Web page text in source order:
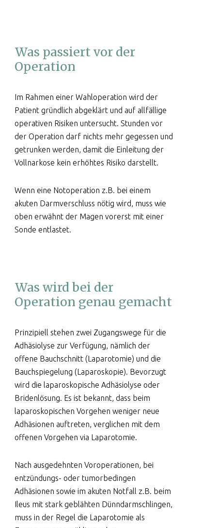
Was passiert vor der
Operation
Im Rahmen einer Wahloperation wird der
Patient gründlich abgeklärt und auf allfällige
operativen Risiken untersucht. Stunden vor
der Operation darf nichts mehr gegessen und
getrunken werden, damit die Einleitung der
Vollnarkose kein erhöhtes Risiko darstellt.
Wenn eine Notoperation z.B. bei einem
akuten Darmverschluss nötig wird, muss wie
oben erwähnt der Magen vorerst mit einer
Sonde entlastet.
Was wird bei der
Operation genau gemacht
Prinzipiell stehen zwei Zugangswege für die
Adhäsiolyse zur Verfügung, nämlich der
offene Bauchschnitt (Laparotomie) und die
Bauchspiegelung (Laparoskopie). Bevorzugt
wird die laparoskopische Adhäsiolyse oder
Bridenlösung. Es ist bekannt, dass beim
laparoskopischen Vorgehen weniger neue
Adhäsionen auftreten, verglichen mit dem
offenen Vorgehen via Laparotomie.
Nach ausgedehnten Voroperationen, bei
entzündungs- oder tumorbedingen
Adhäsionen sowie im akuten Notfall z.B. beim
Ileus mit stark geblähten Dünndarmschlingen,
muss in der Regel die Laparotomie als